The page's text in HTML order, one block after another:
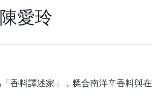
愛玲
香料譯述家」，糅合南洋辛香料與在